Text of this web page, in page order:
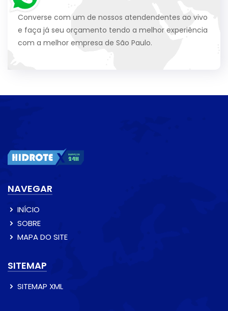
Converse com um de nossos atendendentes ao vivo
e faça já seu orçamento tendo a melhor experiência
com a melhor empresa de São Paulo.
NAVEGAR
INÍCIO
SOBRE
MAPA DO SITE
SITEMAP
SITEMAP XML